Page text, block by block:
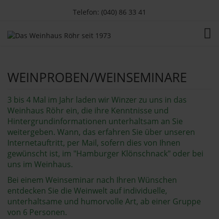
Telefon: (040) 86 33 41
WEINPROBEN/WEINSEMINARE
3 bis 4 Mal im Jahr laden wir Winzer zu uns in das
Weinhaus Röhr ein, die ihre Kenntnisse und
Hintergrundinformationen unterhaltsam an Sie
weitergeben. Wann, das erfahren Sie über unseren
Internetauftritt, per Mail, sofern dies von Ihnen
gewünscht ist, im "Hamburger Klönschnack" oder bei
uns im Weinhaus.
Bei einem Weinseminar nach Ihren Wünschen
entdecken Sie die Weinwelt auf individuelle,
unterhaltsame und humorvolle Art, ab einer Gruppe
von 6 Personen.